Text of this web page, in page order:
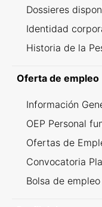
Dossieres
Identidad
Historia de la
Oferta de empleo
Información
OEP Personal
Ofertas de
Convocatoria
Bolsa de empleo